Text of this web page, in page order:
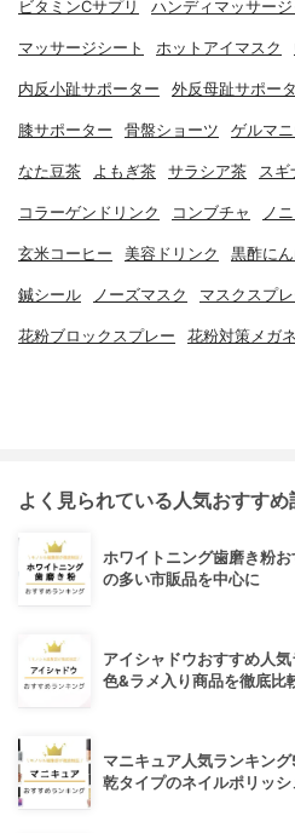
ビタミンCサプリ ハンディマッサージ
マッサージシート ホットアイマスク
内反小趾サポーター 外反母趾サポー
膝サポーター 骨盤ショーツ ゲルマ
なた豆茶 よもぎ茶 サラシア茶 スギ
コラーゲンドリンク コンブチャ ノ
玄米コーヒー 美容ドリンク 黒酢にん
鍼シール ノーズマスク マスクスプ
花粉ブロックスプレー 花粉対策メガネ
よく見られている人気おすすめ
ホワイトニング歯磨き粉
の多い市販品を中心に
アイシャドウおすすめ人
色&ラメ入り商品を徹底比
マニキュア人気ランキン
乾タイプのネイルポリッシ